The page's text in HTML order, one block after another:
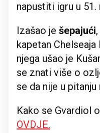
napustiti igru u 51.
Izašao je šepajući
kapetan
njega ušao je
se znati više o
se da nije u
Kako se Gvardiol
OVDJE.